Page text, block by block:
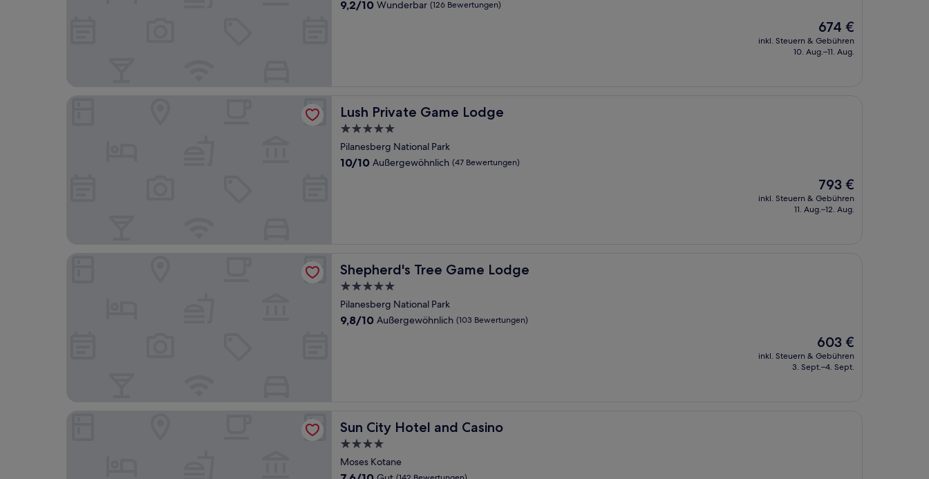
9.2
9,2/10 Wunderbar (126 Bewertungen)
Der
Preis
beträgt
674 €
inkl. Steuern & Gebühren
10. Aug.–11. Aug.
Lush Private Game Lodge
Lush Private Game Lodge
5.0-
Sterne-
Unterkunft
Pilanesberg National Park
10.0
10/10 Außergewöhnlich (47 Bewertungen)
Der
Preis
beträgt
793 €
inkl. Steuern & Gebühren
11. Aug.–12. Aug.
Shepherd's Tree Game Lodge
Shepherd's Tree Game Lodge
5.0-
Sterne-
Unterkunft
Pilanesberg National Park
9.8
9,8/10 Außergewöhnlich (103 Bewertungen)
Der
Preis
beträgt
603 €
inkl. Steuern & Gebühren
3. Sept.–4. Sept.
Sun City Hotel and Casino
Sun City Hotel and Casino
4.0-
Sterne-
Unterkunft
Moses Kotane
7.6